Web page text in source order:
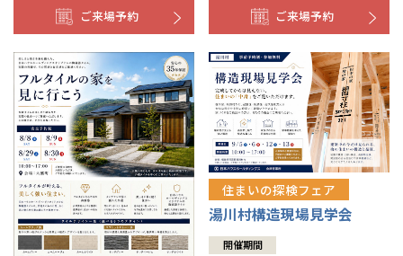
ご来場予約 ご来場予約
住まいの探検フェア
湯川村構造現場見学会
開催期間